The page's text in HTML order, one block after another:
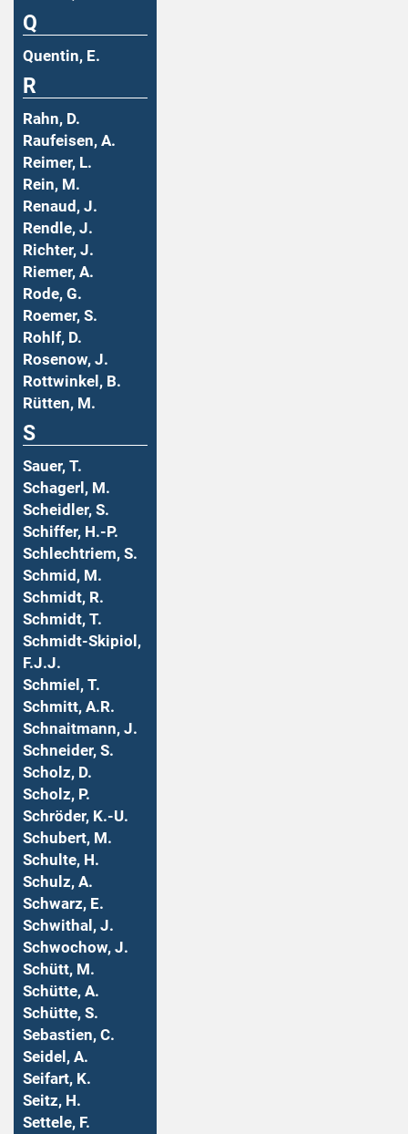
Q
Quentin, E.
R
Rahn, D.
Raufeisen, A.
Reimer, L.
Rein, M.
Renaud, J.
Rendle, J.
Richter, J.
Riemer, A.
Rode, G.
Roemer, S.
Rohlf, D.
Rosenow, J.
Rottwinkel, B.
Rütten, M.
S
Sauer, T.
Schagerl, M.
Scheidler, S.
Schiffer, H.-P.
Schlechtriem, S.
Schmid, M.
Schmidt, R.
Schmidt, T.
Schmidt-Skipiol,
F.J.J.
Schmiel, T.
Schmitt, A.R.
Schnaitmann, J.
Schneider, S.
Scholz, D.
Scholz, P.
Schröder, K.-U.
Schubert, M.
Schulte, H.
Schulz, A.
Schwarz, E.
Schwithal, J.
Schwochow, J.
Schütt, M.
Schütte, A.
Schütte, S.
Sebastien, C.
Seidel, A.
Seifart, K.
Seitz, H.
Settele, F.